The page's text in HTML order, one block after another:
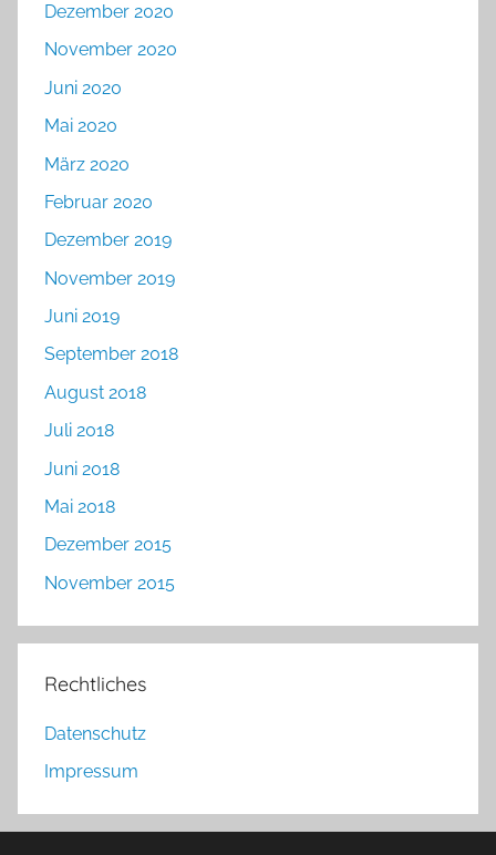
Dezember 2020
November 2020
Juni 2020
Mai 2020
März 2020
Februar 2020
Dezember 2019
November 2019
Juni 2019
September 2018
August 2018
Juli 2018
Juni 2018
Mai 2018
Dezember 2015
November 2015
Rechtliches
Datenschutz
Impressum